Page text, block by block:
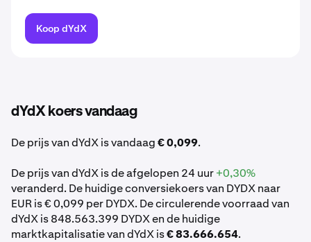
Koop dYdX
dYdX koers vandaag
De prijs van dYdX is vandaag€ 0,099.
De prijs van dYdX is de afgelopen 24 uur+0,30%
veranderd. De huidige conversiekoers van DYDX naar
EUR is € 0,099 per DYDX. De circulerende voorraad van
dYdX is 848.563.399 DYDX en de huidige
marktkapitalisatie van dYdX is€ 83.666.654.